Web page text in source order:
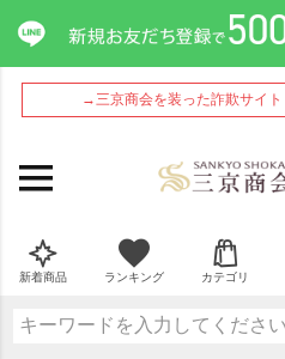
→三京商会を装った詐欺サイ
新着商品 ランキング カテゴリ